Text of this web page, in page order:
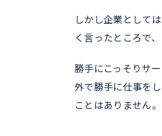
しかし企業として
く言ったところで
勝手にこっそりサ
外で勝手に仕事を
ことはありません。